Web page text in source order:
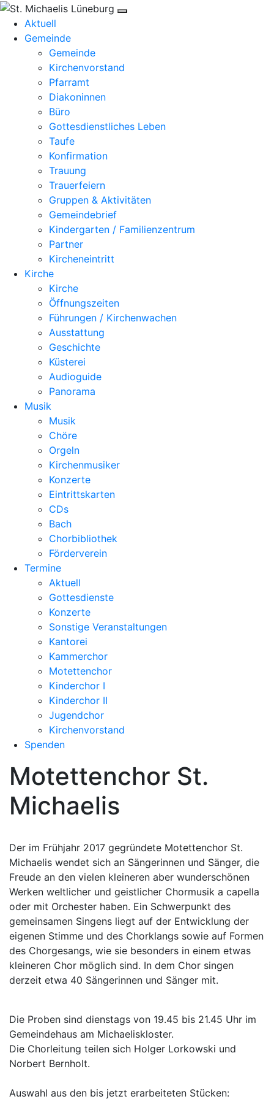
Aktuell
Gemeinde
Gemeinde
Kirchenvorstand
Pfarramt
Diakoninnen
Büro
Gottesdienstliches Leben
Taufe
Konfirmation
Trauung
Trauerfeiern
Gruppen & Aktivitäten
Gemeindebrief
Kindergarten / Familienzentrum
Partner
Kircheneintritt
Kirche
Kirche
Öffnungszeiten
Führungen / Kirchenwachen
Ausstattung
Geschichte
Küsterei
Audioguide
Panorama
Musik
Musik
Chöre
Orgeln
Kirchenmusiker
Konzerte
Eintrittskarten
CDs
Bach
Chorbibliothek
Förderverein
Termine
Aktuell
Gottesdienste
Konzerte
Sonstige Veranstaltungen
Kantorei
Kammerchor
Motettenchor
Kinderchor I
Kinderchor II
Jugendchor
Kirchenvorstand
Spenden
Motettenchor St.
Michaelis
Der im Frühjahr 2017 gegründete Motettenchor St.
Michaelis wendet sich an Sängerinnen und Sänger, die
Freude an den vielen kleineren aber wunderschönen
Werken weltlicher und geistlicher Chormusik a capella
oder mit Orchester haben. Ein Schwerpunkt des
gemeinsamen Singens liegt auf der Entwicklung der
eigenen Stimme und des Chorklangs sowie auf Formen
des Chorgesangs, wie sie besonders in einem etwas
kleineren Chor möglich sind. In dem Chor singen
derzeit etwa 40 Sängerinnen und Sänger mit.
Die Proben sind dienstags von 19.45 bis 21.45 Uhr im
Gemeindehaus am Michaeliskloster.
Die Chorleitung teilen sich Holger Lorkowski und
Norbert Bernholt.
Auswahl aus den bis jetzt erarbeiteten Stücken: